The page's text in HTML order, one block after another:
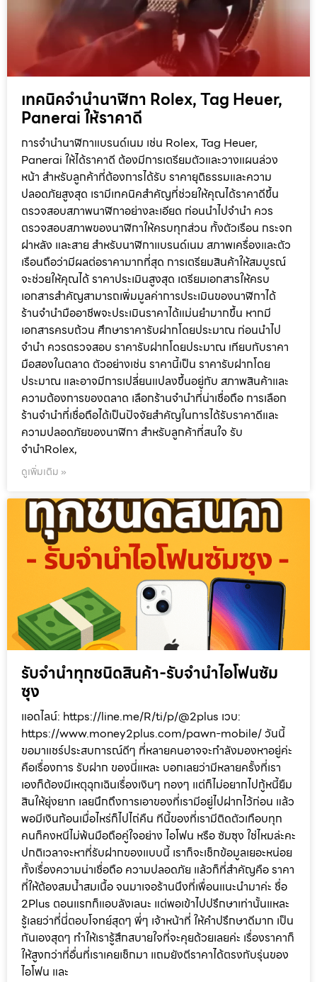
เทคนิคจำนำนาฬิกา Rolex, Tag Heuer,
Panerai ให้ราคาดี
การจำนำนาฬิกาแบรนด์เนม เช่น Rolex, Tag Heuer,
Panerai ให้ได้ราคาดี ต้องมีการเตรียมตัวและวางแผนล่วง
หน้า สำหรับลูกค้าที่ต้องการได้รับ ราคายุติธรรมและความ
ปลอดภัยสูงสุด เรามีเทคนิคสำคัญที่ช่วยให้คุณได้ราคาดีขึ้น
ตรวจสอบสภาพนาฬิกาอย่างละเอียด ก่อนนำไปจำนำ ควร
ตรวจสอบสภาพของนาฬิกาให้ครบทุกส่วน ทั้งตัวเรือน กระจก
ฝาหลัง และสาย สำหรับนาฬิกาแบรนด์เนม สภาพเครื่องและตัว
เรือนถือว่ามีผลต่อราคามากที่สุด การเตรียมสินค้าให้สมบูรณ์
จะช่วยให้คุณได้ ราคาประเมินสูงสุด เตรียมเอกสารให้ครบ
เอกสารสำคัญสามารถเพิ่มมูลค่าการประเมินของนาฬิกาได้
ร้านจำนำมืออาชีพจะประเมินราคาได้แม่นยำมากขึ้น หากมี
เอกสารครบถ้วน ศึกษาราคารับฝากโดยประมาณ ก่อนนำไป
จำนำ ควรตรวจสอบ ราคารับฝากโดยประมาณ เทียบกับราคา
มือสองในตลาด ตัวอย่างเช่น ราคานี้เป็น ราคารับฝากโดย
ประมาณ และอาจมีการเปลี่ยนแปลงขึ้นอยู่กับ สภาพสินค้าและ
ความต้องการของตลาด เลือกร้านจำนำที่น่าเชื่อถือ การเลือก
ร้านจำนำที่เชื่อถือได้เป็นปัจจัยสำคัญในการได้รับราคาดีและ
ความปลอดภัยของนาฬิกา สำหรับลูกค้าที่สนใจ รับ
จำนำRolex,
ดูเพิ่มเติม »
รับจำนำทุกชนิดสินค้า-รับจำนำไอโฟนซัม
ซุง
แอดไลน์: https://line.me/R/ti/p/@2plus เวบ:
https://www.money2plus.com/pawn-mobile/ วันนี้
ขอมาแชร์ประสบการณ์ดีๆ ที่หลายคนอาจจะกำลังมองหาอยู่ค่ะ
คือเรื่องการ รับฝาก ของนี่แหละ บอกเลยว่ามีหลายครั้งที่เรา
เองก็ต้องมีเหตุฉุกเฉินเรื่องเงินๆ ทองๆ แต่ก็ไม่อยากไปกู้หนี้ยืม
สินให้ยุ่งยาก เลยนึกถึงการเอาของที่เรามีอยู่ไปฝากไว้ก่อน แล้ว
พอมีเงินก้อนเมื่อไหร่ก็ไปไถ่คืน ทีนี้ของที่เรามีติดตัวเกือบทุก
คนก็คงหนีไม่พ้นมือถือคู่ใจอย่าง ไอโฟน หรือ ซัมซุง ใช่ไหมล่ะคะ
ปกติเวลาจะหาที่รับฝากของแบบนี้ เราก็จะเช็กข้อมูลเยอะหน่อย
ทั้งเรื่องความน่าเชื่อถือ ความปลอดภัย แล้วก็ที่สำคัญคือ ราคา
ที่ให้ต้องสมน้ำสมเนื้อ จนมาเจอร้านนึงที่เพื่อนแนะนำมาค่ะ ชื่อ
2Plus ตอนแรกก็แอบลังเลนะ แต่พอเข้าไปปรึกษาเท่านั้นแหละ
รู้เลยว่าที่นี่ตอบโจทย์สุดๆ พี่ๆ เจ้าหน้าที่ ให้คำปรึกษาดีมาก เป็น
กันเองสุดๆ ทำให้เรารู้สึกสบายใจที่จะคุยด้วยเลยค่ะ เรื่องราคาก็
ให้สูงกว่าที่อื่นที่เราเคยเช็กมา แถมยังตีราคาได้ตรงกับรุ่นของ
ไอโฟน และ